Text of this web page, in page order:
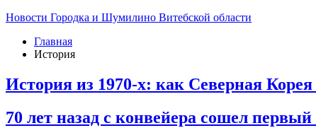
Новости Городка и Шумилино Витебской области
Главная
История
История из 1970-х: как Северная
70 лет назад с конвейера сошел